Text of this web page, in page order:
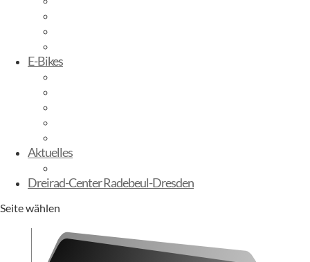
E-Bikes
Aktuelles
Dreirad-Center Radebeul-Dresden
Seite wählen